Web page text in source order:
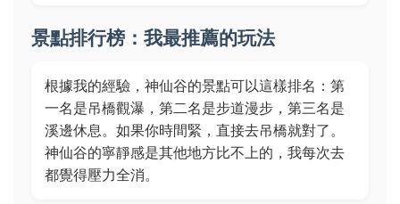
景點排行榜：我最推薦的玩法
根據我的經驗，神仙谷的景點可以這樣排名：第
一名是吊橋觀瀑，第二名是步道漫步，第三名是
溪邊休息。如果你時間緊，直接去吊橋就對了。
神仙谷的寧靜感是其他地方比不上的，我每次去
都覺得壓力全消。